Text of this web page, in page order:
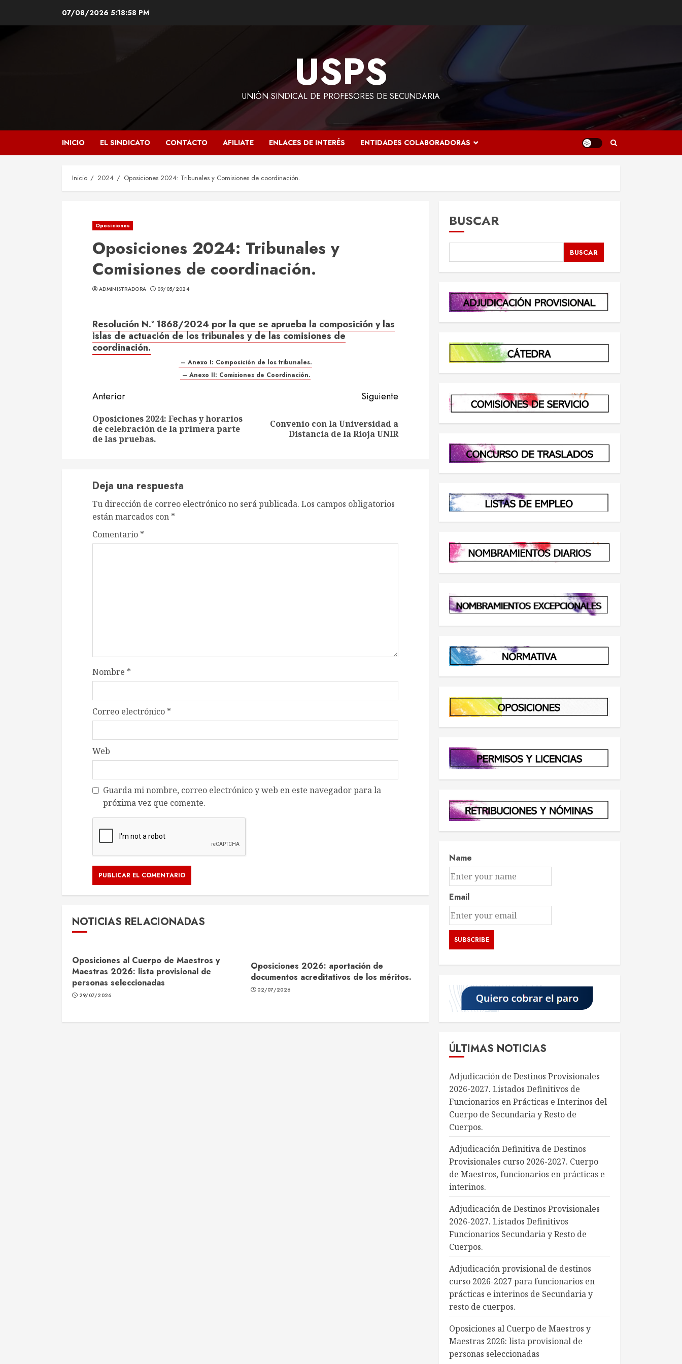
07/08/2026 5:18:59 PM
USPS
UNIÓN SINDICAL DE PROFESORES DE SECUNDARIA
INICIO EL SINDICATO CONTACTO AFILIATE ENLACES DE INTERÉS ENTIDADES COLABORADORAS
Inicio 2024 Oposiciones 2024: Tribunales y Comisiones de coordinación.
Oposiciones
Oposiciones 2024: Tribunales y
Comisiones de coordinación.
ADMINISTRADORA 09/05/2024
Resolución N.º 1868/2024 por la que se aprueba la composición y las
islas de actuación de los tribunales y de las comisiones de
coordinación.
– Anexo I: Composición de los tribunales.
– Anexo II: Comisiones de Coordinación.
Sigue
leyendo
Anterior
Entrada
Oposiciones 2024: Fechas y horarios
de celebración de la primera parte
de las pruebas.
Siguiente
SiguienteConvenio con la Universidad a
Distancia de la Rioja UNIR
Deja una respuesta
Tu dirección de correo electrónico no será publicada. Los campos obligatorios
están marcados con *
Comentario *
Nombre *
Correo electrónico *
Web
Guarda mi nombre, correo electrónico y web en este navegador para la
próxima vez que comente.
NOTICIAS RELACIONADAS
Oposiciones al Cuerpo de Maestros y
Maestras 2026: lista provisional de
personas seleccionadas
29/07/2026
Oposiciones 2026: aportación de
documentos acreditativos de los méritos.
02/07/2026
BUSCAR
BUSCAR
Name
Email
ÚLTIMAS NOTICIAS
Adjudicación de Destinos Provisionales
2026-2027. Listados Definitivos de
Funcionarios en Prácticas e Interinos del
Cuerpo de Secundaria y Resto de
Cuerpos.
Adjudicación Definitiva de Destinos
Provisionales curso 2026-2027. Cuerpo
de Maestros, funcionarios en prácticas e
interinos.
Adjudicación de Destinos Provisionales
2026-2027. Listados Definitivos
Funcionarios Secundaria y Resto de
Cuerpos.
Adjudicación provisional de destinos
curso 2026-2027 para funcionarios en
prácticas e interinos de Secundaria y
resto de cuerpos.
Oposiciones al Cuerpo de Maestros y
Maestras 2026: lista provisional de
personas seleccionadas